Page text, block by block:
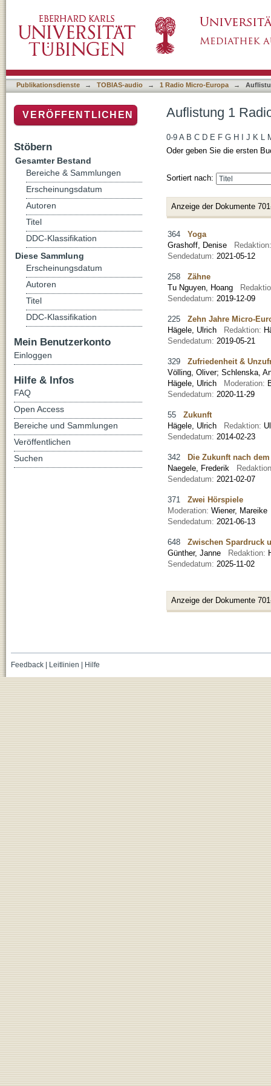
Publikationsdienste → TOBIAS-audio → 1 Radio Micro-Europa →
Auflistung 1
0-9 A B C D E F G H J K L
Oder geben Sie die ersten
Sortiert nach:
Anzeige der Dokumente
364 Yoga
Grashoff, Denise
Sendedatum: 2021-05-12
258 Zähne
Tu Nguyen, Hoang
Sendedatum: 2019-12-09
225 Zehn Jahre Micro-
Hägele, Ulrich
Redaktion:
Sendedatum: 2019-05-21
329 Zufriedenheit &
Völling, Oliver; Schlenska,
Hägele, Ulrich Moderation:
Sendedatum: 2020-11-29
55 Zukunft
Hägele, Ulrich
Redaktion:
Sendedatum: 2014-02-23
342 Die Zukunft nach
Naegele, Frederik
Sendedatum: 2021-02-07
371 Zwei Hörspiele
Moderation: Wiener,
Sendedatum: 2021-06-13
648 Zwischen Spardruck
Günther, Janne
Redaktion:
Sendedatum: 2025-11-02
Anzeige der Dokumente
VERÖFFENTLICHEN
Stöbern
Gesamter Bestand
Bereiche & Sammlungen
Erscheinungsdatum
Autoren
Titel
DDC-Klassifikation
Diese Sammlung
Erscheinungsdatum
Autoren
Titel
DDC-Klassifikation
Mein Benutzerkonto
Einloggen
Hilfe & Infos
FAQ
Open Access
Bereiche und Sammlungen
Veröffentlichen
Suchen
Feedback| Leitlinien | Hilfe